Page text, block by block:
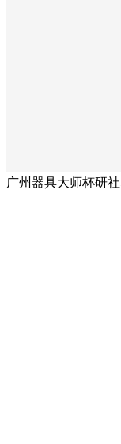
广州器具大师杯研社